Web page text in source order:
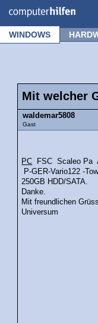
WINDOWS
Mit welcher
waldemar5808
Gast
PC FSC Scaleo Pa
P-GER-Vario122 -
250GB HDD/SATA.
Danke.
Mit freundlichen
Universum